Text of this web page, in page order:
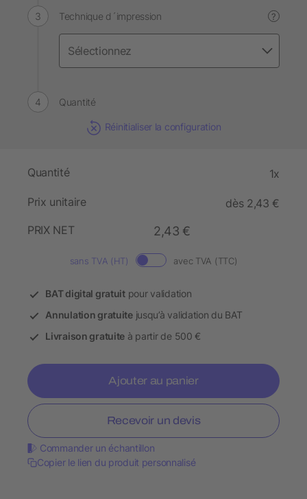
Technique d´impression ?
Quantité
Réinitialiser la configuration
Quantité 1x
Prix unitaire
dès 2,43 €
PRIX NET
2,43 €
sans TVA (HT) avec TVA (TTC)
BAT digital gratuitpour validation
Annulation gratuitejusqu’à validation du BAT
Livraison gratuite à partir de 500 €
Ajouter au panier
Recevoir un devis
Commander un échantillon
Copier le lien du produit personnalisé